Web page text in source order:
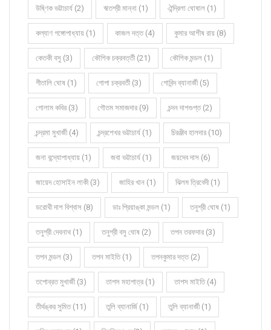
উষ্ণিক ভট্টাচার্য (2) ঋতশ্রী মান্না (1) ঐন্দ্রিলা ঘোষাল (1)
কল্যাণ গঙ্গোপাধ্যায় (1) কাজল দত্ত (4) কুমার আশীষ রায় (8)
কেতকী বসু (3) কৌশিক চক্রবর্ত্তী (21) কৌশিক মন্ডল (1)
গীতালি ঘোষ (1) গোপা চক্রবর্তী (3) গোবিন্দ ব্যানার্জী (5)
গোলাম কবির (3) গৌতম সমাজদার (9) চন্দন দাশগুপ্ত (2)
চন্দ্রমা মুখার্জী (4) চন্দ্রশেখর ভট্টাচার্য (1) চিরঞ্জীব হালদার (10)
জনা বন্দ্যোপাধ্যায় (1) জবা ভট্টাচার্য (1) জয়দেব দাস (6)
জায়েদ হোসাইন লাকী (3) জাহির খান (1) ঝিলম ত্রিবেদী (1)
ডরোথী দাশ বিশ্বাস (8) ডাঃ প্রিয়াঙ্কা মন্ডল (1) তনুশ্রী ঘোষ (1)
তনুশ্রী দেবনাথ (1) তনুশ্রী বসু ঘোষ (2) তপন তরফদার (3)
তপন মন্ডল (3) তপন মাইতি (1) তপনকুমার দত্ত (2)
তপোব্রত মুখার্জী (3) তাপস মহাপাত্র (1) তাপস মাইতি (4)
তীর্থঙ্কর সুমিত (11) তুলি ব্যানার্জি (1) তুলি ব্যানার্জী (1)